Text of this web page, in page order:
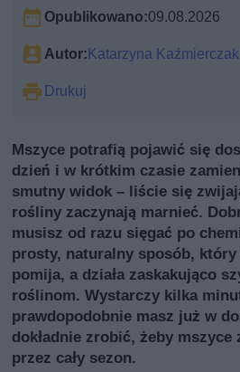
Opublikowano:09.08.2026
Autor:Katarzyna
Drukuj
Mszyce potrafią pojawić się
dzień i w krótkim czasie
smutny widok – liście się
rośliny zaczynają marnieć.
musisz od razu sięgać po
prosty, naturalny sposób,
pomija, a działa zaskakująco
roślinom. Wystarczy kilka
prawdopodobnie masz już w
dokładnie zrobić, żeby mszyce
przez cały sezon.